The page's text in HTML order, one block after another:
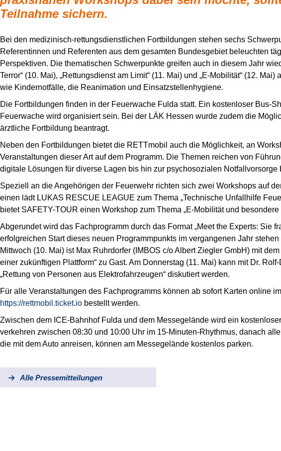
Teilnahme sichern.
Bei den medizinisch-rettungsdienstlichen Fortbildungen stehen sechs
Referentinnen und Referenten aus dem gesamten Bundesgebiet beleuchten
Perspektiven. Die thematischen Schwerpunkte greifen auch in diesem Jahr
Terror“ (10. Mai), „Rettungsdienst am Limit“ (11. Mai) und „E-Mobilität“ (12.
wie Kindernotfälle, die Reanimation und Einsatzstellenhygiene.
Die Fortbildungen finden in der Feuerwache Fulda statt. Ein kostenloser Bus-
Feuerwache wird organisiert sein. Bei der LÄK Hessen wurde zudem die
ärztliche Fortbildung beantragt.
Neben den Fortbildungen bietet die RETTmobil auch die Möglichkeit, an
Veranstaltungen dieser Art auf dem Programm. Die Themen reichen von
digitale Lösungen für diverse Lagen bis hin zur psychosozialen
Speziell an die Angehörigen der Feuerwehr richten sich zwei Workshops auf
einen lädt LUKAS RESCUE LEAGUE zum Thema „Technische Unfallhilfe
bietet SAFETY-TOUR einen Workshop zum Thema „E-Mobilität und besondere
Abgerundet wird das Fachprogramm durch das Format „Meet the Experts: Sie
erfolgreichen Start dieses neuen Programmpunkts im vergangenen Jahr
Mittwoch (10. Mai) ist Max Ruhrdorfer (IMBOS c/o Albert Ziegler GmbH) mit
einer zukünftigen Plattform“ zu Gast. Am Donnerstag (11. Mai) kann mit Dr.
„Rettung von Personen aus Elektrofahrzeugen“ diskutiert werden.
Für alle Veranstaltungen des Fachprogramms können ab sofort Karten online
https://rettmobil.ticket.io bestellt werden.
Zwischen dem ICE-Bahnhof Fulda und dem Messegelände wird ein
verkehren zwischen 08:30 und 10:00 Uhr im 15-Minuten-Rhythmus, danach
die mit dem Auto anreisen, können am Messegelände kostenlos parken.
Alle Pressemitteilungen